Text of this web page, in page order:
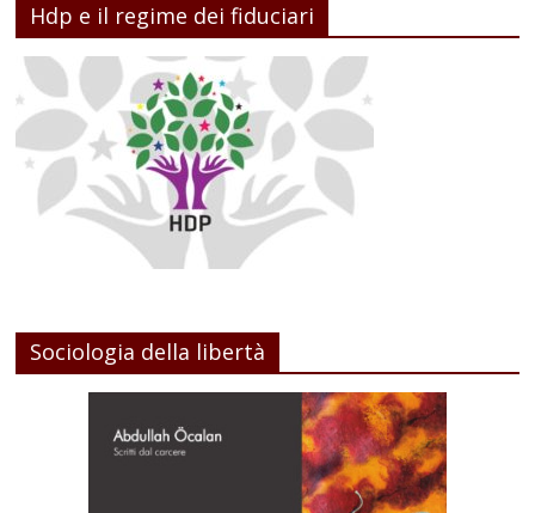
Hdp e il regime dei fiduciari
Sociologia della libertà